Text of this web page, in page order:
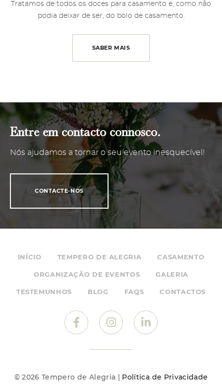
Tratamos de todos os doces para casamento e, como não
podia deixar de ser, do bolo de casamento.
SABER MAIS
Entre em contacto connosco.
Nós ajudamos a tornar o seu evento inesquecível!
CONTACTE-NOS
INÍCIO TEMPERO DE ALEGRIA CASAMENTO
ORGANIZAÇÃO DE EVENTOS GALERIA
TESTEMUNHOS BLOG FAQS CONTACTOS
© 2026 Tempero de Alegria | Política de Privacidade